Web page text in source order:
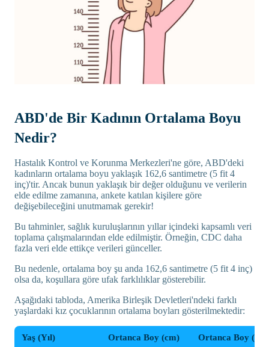
ABD'de Bir Kadının Ortalama Boyu
Nedir?
Hastalık Kontrol ve Korunma Merkezleri'ne göre, ABD'deki
kadınların ortalama boyu yaklaşık 162,6 santimetre (5 fit 4
inç)'tir. Ancak bunun yaklaşık bir değer olduğunu ve verilerin
elde edilme zamanına, ankete katılan kişilere göre
değişebileceğini unutmamak gerekir!
Bu tahminler, sağlık kuruluşlarının yıllar içindeki kapsamlı veri
toplama çalışmalarından elde edilmiştir. Örneğin, CDC daha
fazla veri elde ettikçe verileri günceller.
Bu nedenle, ortalama boy şu anda 162,6 santimetre (5 fit 4 inç)
olsa da, koşullara göre ufak farklılıklar gösterebilir.
Aşağıdaki tabloda, Amerika Birleşik Devletleri'ndeki farklı
yaşlardaki kız çocuklarının ortalama boyları gösterilmektedir:
Yaş (Yıl) Ortanca Boy (cm) Ortanca Boy (inç)